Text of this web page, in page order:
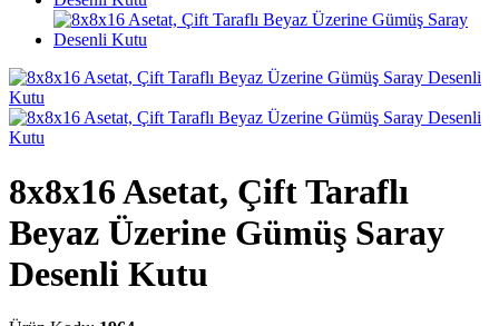
8x8x16 Asetat, Çift Taraflı
Beyaz Üzerine Gümüş Saray
Desenli Kutu